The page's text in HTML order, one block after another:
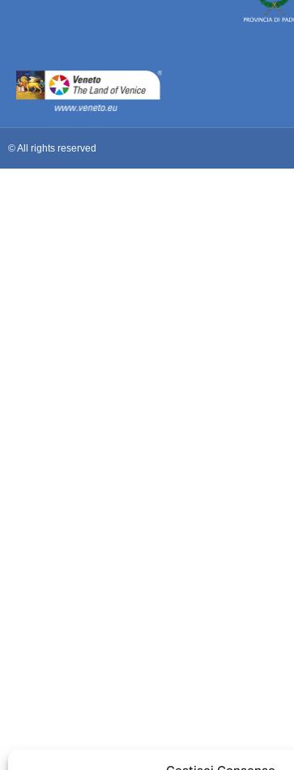
© All rights reserved